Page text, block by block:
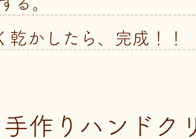
乾かしたら、完成！！
作りハンドク